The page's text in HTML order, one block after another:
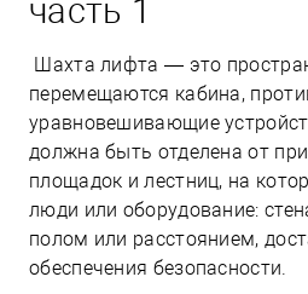
часть 1
Шахта лифта — это
перемещаются кабина,
уравновешивающие
должна быть отделена от
площадок и лестниц, на
люди или оборудование:
полом или расстоянием,
обеспечения безопасности.